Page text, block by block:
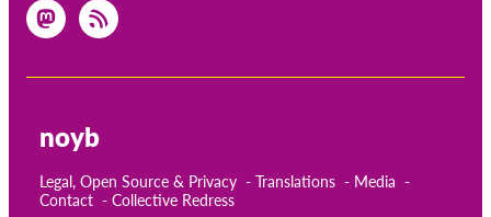
noyb
Legal, Open Source & Privacy Translations
Media
Contact
Collective Redress